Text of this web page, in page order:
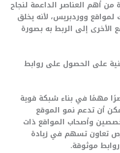
أهم العناصر الداعمة لنجاح
لمواقع ووردبريس، لأنه يخلق
الأخرى إلى الربط به بصورة
على الحصول على روابط
مهمًا في بناء شبكة قوية
أن تدعم نمو الموقع
وأصحاب المواقع ذات
تعاون تسهم في زيادة
موثوقة.